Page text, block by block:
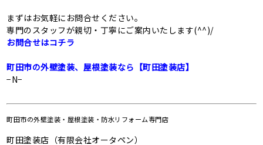
まずはお気軽にお問合せください。
専門のスタッフが親切・丁寧にご案内いたします(^^)/
お問合せはコチラ
町田市の外壁塗装、屋根塗装なら【町田塗装店】
−N−
町田市の外壁塗装・屋根塗装・防水リフォーム専門店
町田塗装店（有限会社オータペン）